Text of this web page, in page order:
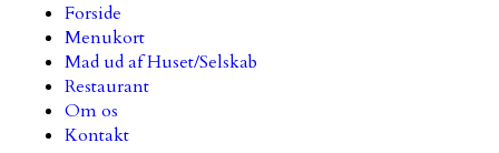
Forside
Menukort
Mad ud af Huset/Selskab
Restaurant
Om os
Kontakt